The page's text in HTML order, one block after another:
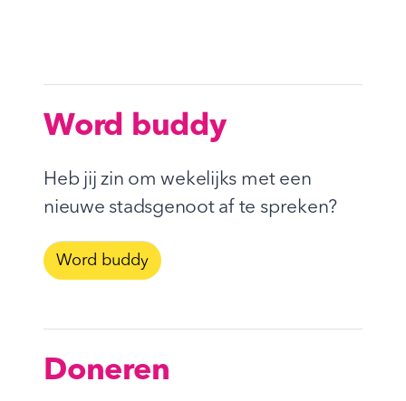
Word buddy
Heb jij zin om wekelijks met een
nieuwe stadsgenoot af te spreken?
Word buddy
Doneren